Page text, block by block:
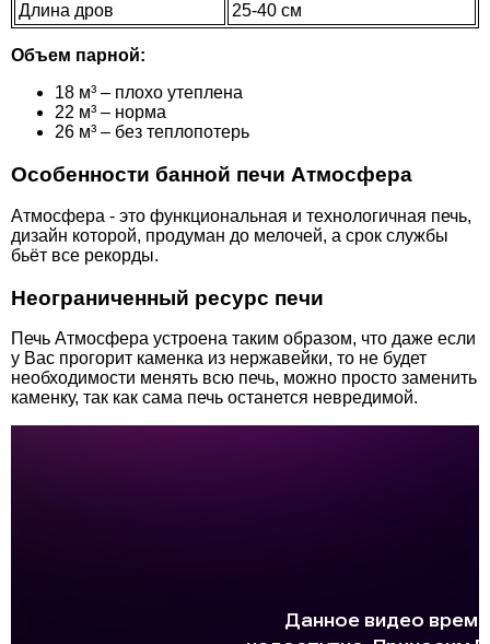
4.800
Стартовый дымоход Атмосфера 115-136 с
ревизией
5.500
Стартовый дымоход Атмосфера 115-136 с
Длина дров
25-40 см
Объем парной:
18 м³ – плохо утеплена
22 м³ – норма
26 м³ – без теплопотерь
Особенности банной печи Атмосфера
Атмосфера - это функциональная и технологичная печь,
дизайн которой, продуман до мелочей, а срок службы
бьёт все рекорды.
Неограниченный ресурс печи
Печь Атмосфера устроена таким образом, что даже если
у Вас прогорит каменка из нержавейки, то не будет
необходимости менять всю печь, можно просто заменить
каменку, так как сама печь останется невредимой.